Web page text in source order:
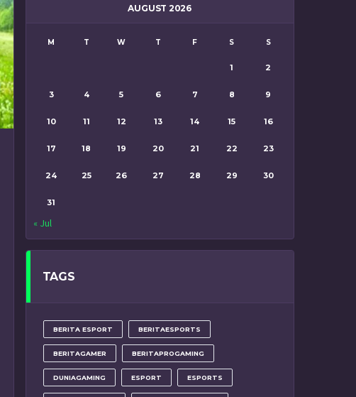
AUGUST 2026
M T W T F S S
1 2
3 4 5 6 7 8 9
10 11 12 13 14 15 16
17 18 19 20 21 22 23
24 25 26 27 28 29 30
31
« Jul
TAGS
BERITA ESPORT BERITAESPORTS
BERITAGAMER BERITAPROGAMING
DUNIAGAMING ESPORT ESPORTS